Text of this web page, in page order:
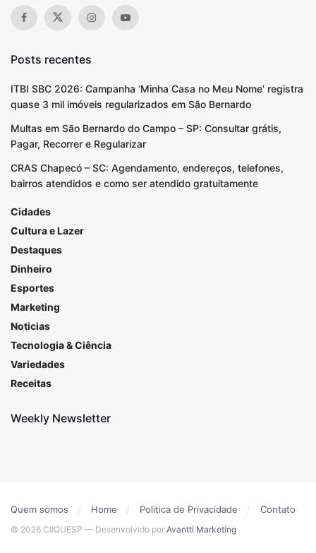
Posts recentes
ITBI SBC 2026: Campanha ‘Minha Casa no Meu Nome’ registra
quase 3 mil imóveis regularizados em São Bernardo
Multas em São Bernardo do Campo – SP: Consultar grátis,
Pagar, Recorrer e Regularizar
CRAS Chapecó – SC: Agendamento, endereços, telefones,
bairros atendidos e como ser atendido gratuitamente
Cidades
Cultura e Lazer
Destaques
Dinheiro
Esportes
Marketing
Noticias
Tecnologia & Ciência
Variedades
Receitas
Weekly Newsletter
Quem somos Home Politica de Privacidade Contato
© 2026 ClIQUESP — Desenvolvido por Avantti Marketing